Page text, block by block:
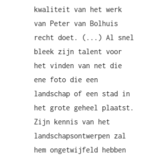
kwaliteit van het werk
van Peter van Bolhuis
recht doet. (...) Al snel
bleek zijn talent voor
het vinden van net die
ene foto die een
landschap of een stad in
het grote geheel plaatst.
Zijn kennis van het
landschapsontwerpen zal
hem ongetwijfeld hebben